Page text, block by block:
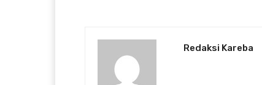
Redaksi Kareba